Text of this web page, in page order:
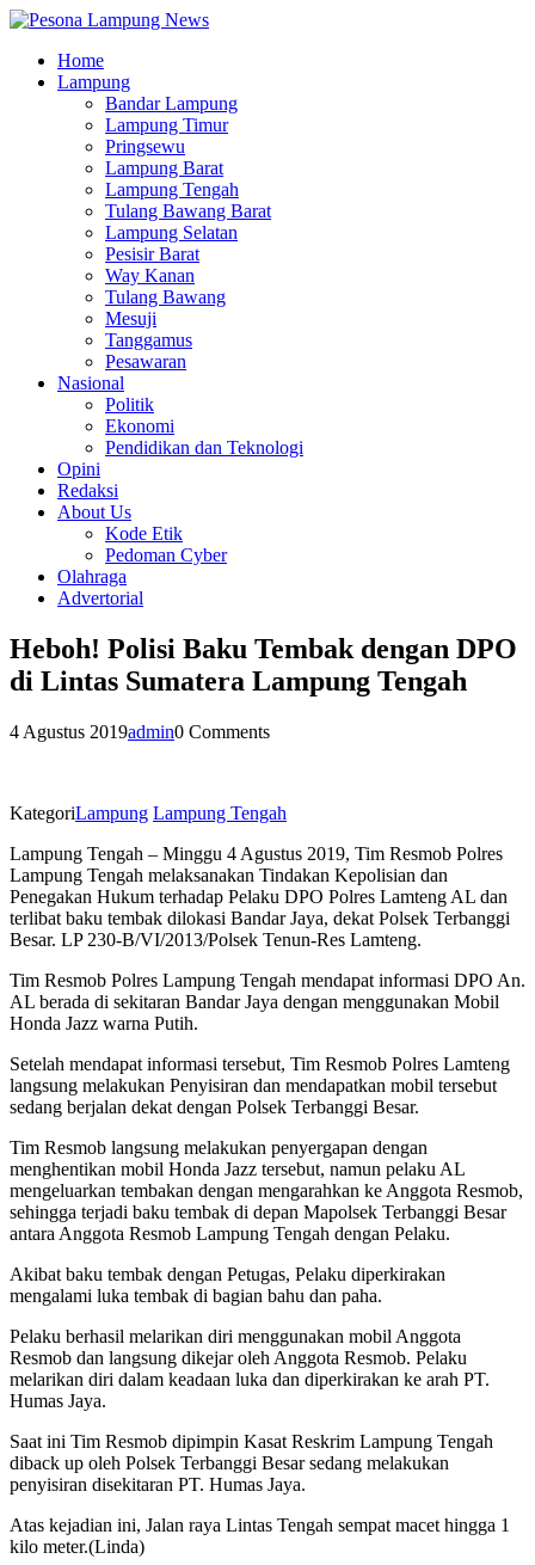
Home
Lampung
Bandar Lampung
Lampung Timur
Pringsewu
Lampung Barat
Lampung Tengah
Tulang Bawang Barat
Lampung Selatan
Pesisir Barat
Way Kanan
Tulang Bawang
Mesuji
Tanggamus
Pesawaran
Nasional
Politik
Ekonomi
Pendidikan dan Teknologi
Opini
Redaksi
About Us
Kode Etik
Pedoman Cyber
Olahraga
Advertorial
Heboh! Polisi Baku Tembak dengan DPO
di Lintas Sumatera Lampung Tengah
4 Agustus 2019admin0 Comments
KategoriLampung Lampung Tengah
Lampung Tengah – Minggu 4 Agustus 2019, Tim Resmob Polres
Lampung Tengah melaksanakan Tindakan Kepolisian dan
Penegakan Hukum terhadap Pelaku DPO Polres Lamteng AL dan
terlibat baku tembak dilokasi Bandar Jaya, dekat Polsek Terbanggi
Besar. LP 230-B/VI/2013/Polsek Tenun-Res Lamteng.
Tim Resmob Polres Lampung Tengah mendapat informasi DPO An.
AL berada di sekitaran Bandar Jaya dengan menggunakan Mobil
Honda Jazz warna Putih.
Setelah mendapat informasi tersebut, Tim Resmob Polres Lamteng
langsung melakukan Penyisiran dan mendapatkan mobil tersebut
sedang berjalan dekat dengan Polsek Terbanggi Besar.
Tim Resmob langsung melakukan penyergapan dengan
menghentikan mobil Honda Jazz tersebut, namun pelaku AL
mengeluarkan tembakan dengan mengarahkan ke Anggota Resmob,
sehingga terjadi baku tembak di depan Mapolsek Terbanggi Besar
antara Anggota Resmob Lampung Tengah dengan Pelaku.
Akibat baku tembak dengan Petugas, Pelaku diperkirakan
mengalami luka tembak di bagian bahu dan paha.
Pelaku berhasil melarikan diri menggunakan mobil Anggota
Resmob dan langsung dikejar oleh Anggota Resmob. Pelaku
melarikan diri dalam keadaan luka dan diperkirakan ke arah PT.
Humas Jaya.
Saat ini Tim Resmob dipimpin Kasat Reskrim Lampung Tengah
diback up oleh Polsek Terbanggi Besar sedang melakukan
penyisiran disekitaran PT. Humas Jaya.
Atas kejadian ini, Jalan raya Lintas Tengah sempat macet hingga 1
kilo meter.(Linda)